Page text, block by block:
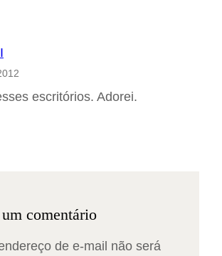
escritórios. Adorei.
comentário
de e-mail não será